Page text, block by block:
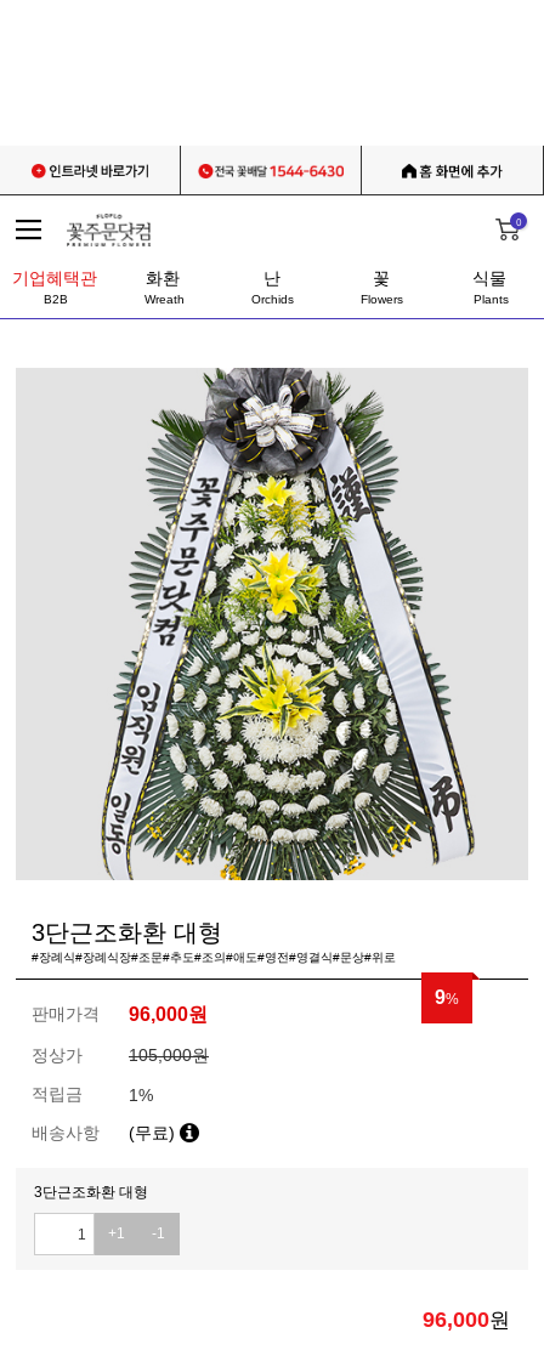
0
기업혜택관
B2B
화환
Wreath
난
Orchids
꽃
Flowers
식물
Plants
3단근조화환 대형
#장례식#장례식장#조문#추도#조의#애도#영전#영결식#문상#위로
9%
판매가격 96,000원
정상가
105,000원
적립금
1%
배송사항
(무료)
3단근조화환 대형
+1 -1
96,000원